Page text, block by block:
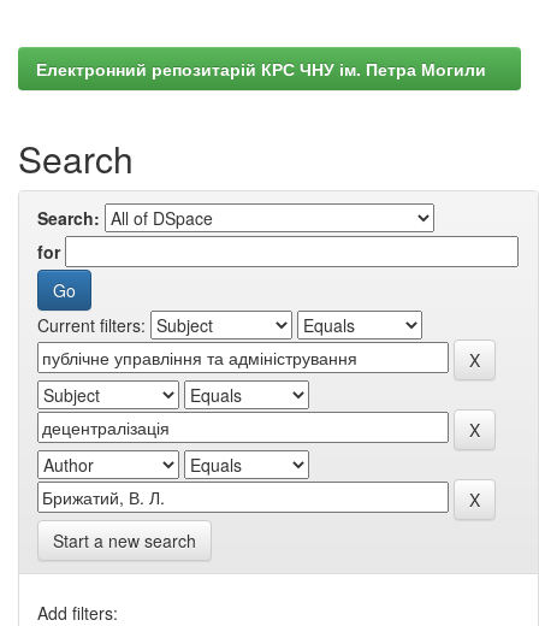
Електронний репозитарій КРС ЧНУ ім. Петра Могили
Search
Search:
for
Current filters:
Start a new search
Add filters: